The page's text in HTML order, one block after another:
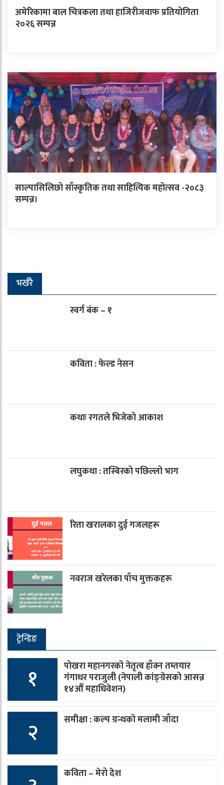
अमेरिकामा बाल चित्रकला तथा हाजिरीजवाफ प्रतियोगिता
२०२६ सम्पन्न
साल्पासिलिछो साँस्कृतिक तथा साहित्यिक महोत्सव -२०८३
सम्पन्न।
भर्खरै
स्वर्ग बंक – १
कविता : फेल्ड नेसन
कथाः रगतले भिजेको आकाश
लघुकथा : तस्बिरको पछिल्लो भाग
रिता खरालका दुई गजलहरू
नवराज खरेलका पाँच मुक्तकहरू
ट्रेन्डिङ
१ पोखरा महानगरको नेतृत्व हाँक्न तम्तयार
गंगाधर पराजुली (नेपाली कांङ्ग्रेसको आसन्न
१४औँ महाधिवेशन)
२ समीक्षा : कल्प ग्रन्थको मलामी जाँदा
कविता – मेरो देश